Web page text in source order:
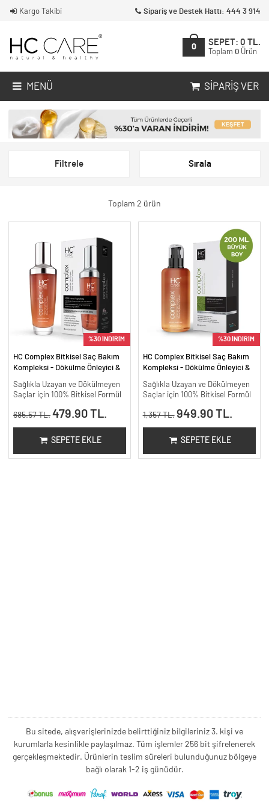
Kargo Takibi Sipariş ve Destek Hattı: 444 3 914
0
SEPET: 0 TL.
Toplam 0 Ürün
MENÜ SIPARIŞ VER
Filtrele Sırala
Toplam 2 ürün
%30 İNDİRİM
HC Complex Bitkisel Saç Bakım
Kompleksi - Dökülme Önleyici &
100 ml
Sağlıkla Uzayan ve Dökülmeyen
Saçlar için 100% Bitkisel Formül
685.57 TL. 479.90 TL.
SEPETE EKLE
%30 İNDİRİM
HC Complex Bitkisel Saç Bakım
Kompleksi - Dökülme Önleyici &
200 ml.
Sağlıkla Uzayan ve Dökülmeyen
Saçlar için 100% Bitkisel Formül
1,357 TL. 949.90 TL.
SEPETE EKLE
Bu sitede, alışverişlerinizde belirttiğiniz bilgileriniz 3. kişi ve
kurumlarla kesinlikle paylaşılmaz. Tüm işlemler 256 bit şifrelenerek
gerçekleşmektedir. Ürünlerin teslim süreleri bulunduğunuz bölgeye
bağlı olarak 1-2 iş günüdür.